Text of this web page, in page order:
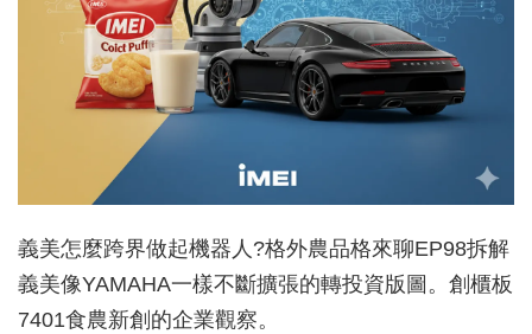
義美怎麼跨界做起機器人?格外農品格來聊EP98拆解
義美像YAMAHA一樣不斷擴張的轉投資版圖。創櫃板
7401食農新創的企業觀察。